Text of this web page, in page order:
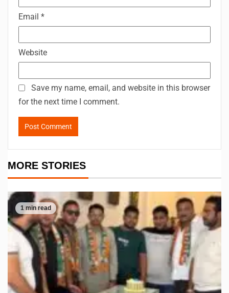
Email *
Website
Save my name, email, and website in this browser
for the next time I comment.
MORE STORIES
1 min read